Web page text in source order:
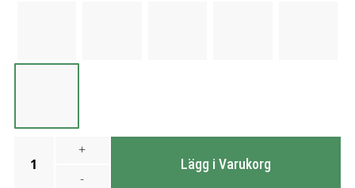
1
+
-
Lägg i Varukorg